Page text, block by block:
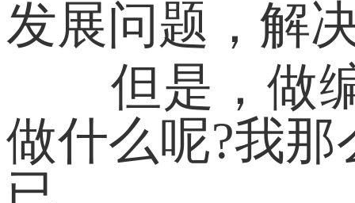
发展问题，解
但是，做编
做什么呢?我